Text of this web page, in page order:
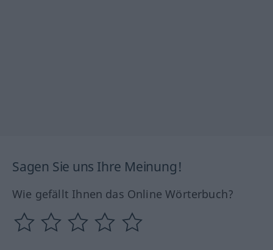
Sagen Sie uns Ihre Meinung!
Wie gefällt Ihnen das Online Wörterbuch?